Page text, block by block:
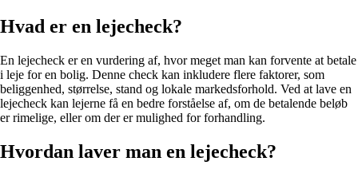
Hvad er en lejecheck?
En lejecheck er en vurdering af, hvor meget man kan forvente at betale
i leje for en bolig. Denne check kan inkludere flere faktorer, som
beliggenhed, størrelse, stand og lokale markedsforhold. Ved at lave en
lejecheck kan lejerne få en bedre forståelse af, om de betalende beløb
er rimelige, eller om der er mulighed for forhandling.
Hvordan laver man en lejecheck?